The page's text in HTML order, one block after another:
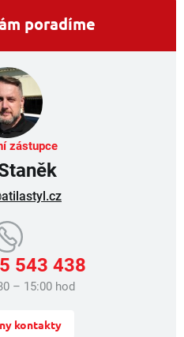
a
í
p
r
v
k
y
v
p
s
poradíme
zástupce
543 438
– 15:00 hod
kontakty